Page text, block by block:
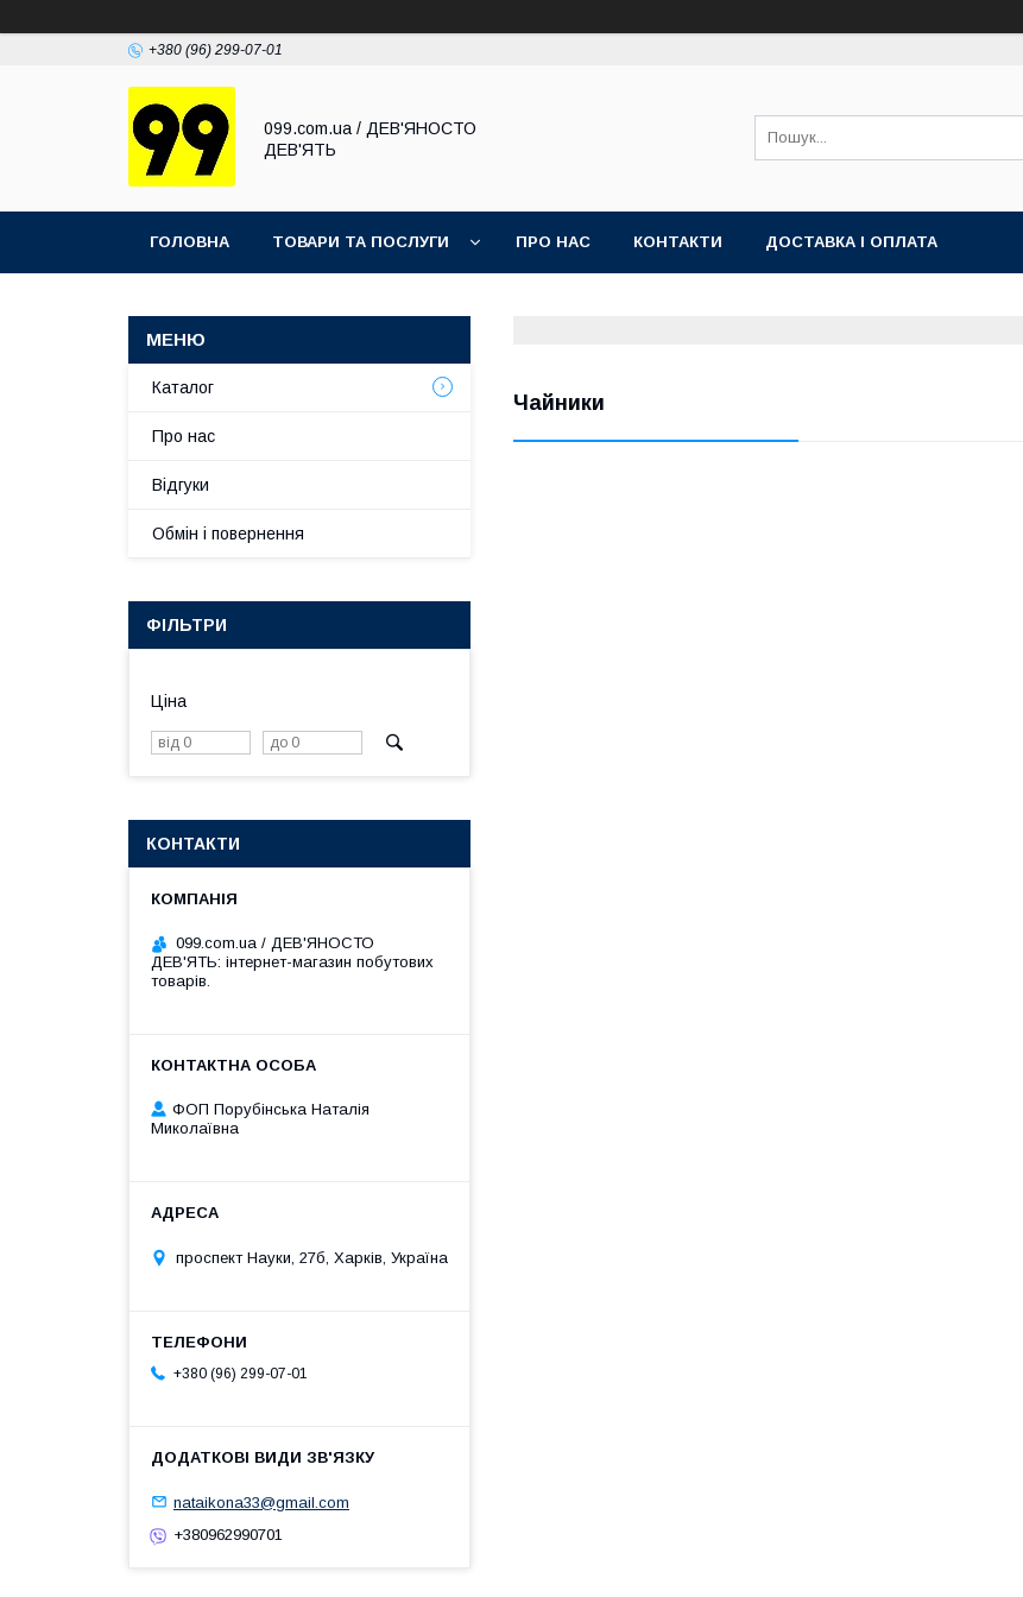
+380 (96) 299-07-01
099.com.ua / ДЕВ'ЯНОСТО
ДЕВ'ЯТЬ
ГОЛОВНА ТОВАРИ ТА ПОСЛУГИ ПРО НАС КОНТАКТИ ДОСТАВКА І ОПЛАТА
Чайники
Каталог
Про нас
Відгуки
Обмін і повернення
ФІЛЬТРИ
Ціна
КОНТАКТИ
099.com.ua / ДЕВ'ЯНОСТО
ДЕВ'ЯТЬ: інтернет-магазин побутових
товарів.
ФОП Порубінська Наталія
Миколаївна
проспект Науки, 27б, Харків, Україна
+380 (96) 299-07-01
nataikona33@gmail.com
+380962990701